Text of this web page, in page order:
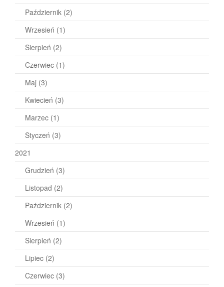
Październik (2)
Wrzesień (1)
Sierpień (2)
Czerwiec (1)
Maj (3)
Kwiecień (3)
Marzec (1)
Styczeń (3)
2021
Grudzień (3)
Listopad (2)
Październik (2)
Wrzesień (1)
Sierpień (2)
Lipiec (2)
Czerwiec (3)